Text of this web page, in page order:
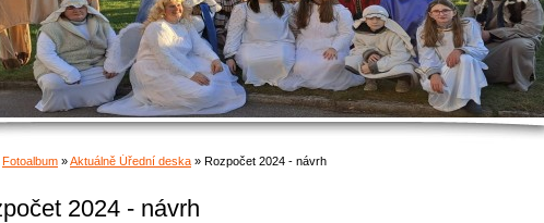
Fotoalbum »Aktuálně Úřední deska » Rozpočet 2024 - návrh
2024 - návrh